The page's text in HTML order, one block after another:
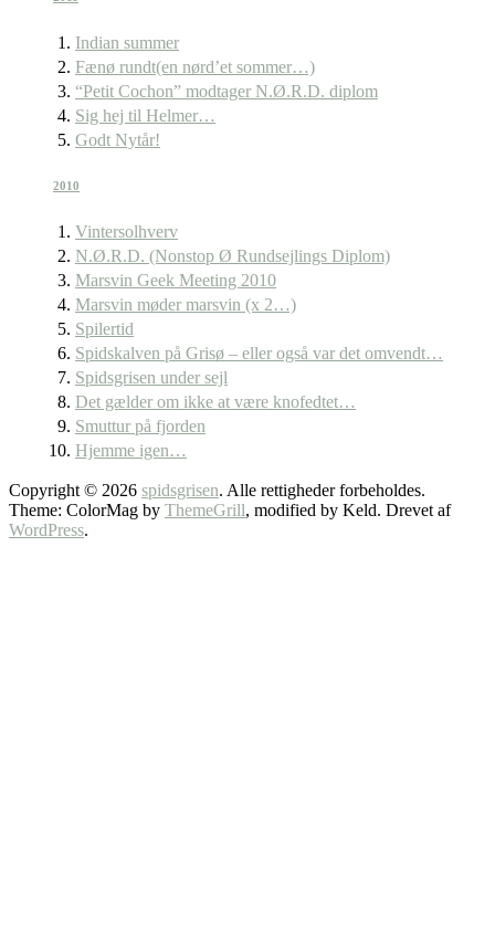
Indian summer
Fænø rundt(en nørd’et sommer…)
“Petit Cochon” modtager N.Ø.R.D. diplom
Sig hej til Helmer…
Godt Nytår!
2010
Vintersolhverv
N.Ø.R.D. (Nonstop Ø Rundsejlings Diplom)
Marsvin Geek Meeting 2010
Marsvin møder marsvin (x 2…)
Spilertid
Spidskalven på Grisø – eller også var det omvendt…
Spidsgrisen under sejl
Det gælder om ikke at være knofedtet…
Smuttur på fjorden
Hjemme igen…
Copyright © 2026 spidsgrisen. Alle rettigheder forbeholdes.
Theme: ColorMag by ThemeGrill, modified by Keld. Drevet af
WordPress.